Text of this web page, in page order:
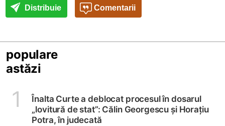
Distribuie Comentarii
populare
astăzi
1
Înalta Curte a deblocat procesul în dosarul
„lovitură de stat”: Călin Georgescu și Horațiu
Potra, în judecată